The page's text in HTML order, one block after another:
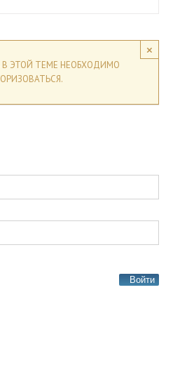
×
В ЭТОЙ ТЕМЕ НЕОБХОДИМО
Войти